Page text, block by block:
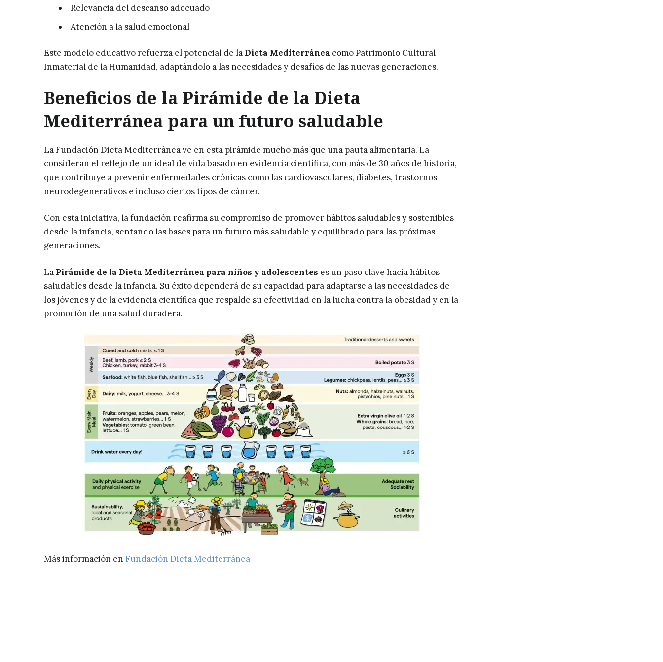
Relevancia del descanso adecuado
Atención a la salud emocional
Este modelo educativo refuerza el potencial de la Dieta Mediterránea como Patrimonio Cultural
Inmaterial de la Humanidad, adaptándolo a las necesidades y desafíos de las nuevas generaciones.
Beneficios de la Pirámide de la Dieta
Mediterránea para un futuro saludable
La Fundación Dieta Mediterránea ve en esta pirámide mucho más que una pauta alimentaria. La
consideran el reflejo de un ideal de vida basado en evidencia científica, con más de 30 años de historia,
que contribuye a prevenir enfermedades crónicas como las cardiovasculares, diabetes, trastornos
neurodegenerativos e incluso ciertos tipos de cáncer.
Con esta iniciativa, la fundación reafirma su compromiso de promover hábitos saludables y sostenibles
desde la infancia, sentando las bases para un futuro más saludable y equilibrado para las próximas
generaciones.
La Pirámide de la Dieta Mediterránea para niños y adolescentes es un paso clave hacia hábitos
saludables desde la infancia. Su éxito dependerá de su capacidad para adaptarse a las necesidades de
los jóvenes y de la evidencia científica que respalde su efectividad en la lucha contra la obesidad y en la
promoción de una salud duradera.
Más información en Fundación Dieta Mediterránea